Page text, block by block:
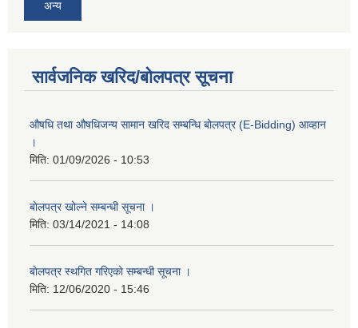
अन्य
सार्वजनिक खरिद/बोलपत्र सूचना
औषधि तथा औषधिजन्य सामान खरिद सम्बन्धि बोलपत्र (E-Bidding) आव्हान
।
मिति: 01/09/2026 - 10:53
बाेलपत्र खोल्ने सम्बन्धी सूचना ।
मिति: 03/14/2021 - 14:08
बाेलपत्र स्थगित गरिएकाे सम्बन्धी सूचना ।
मिति: 12/06/2020 - 15:46